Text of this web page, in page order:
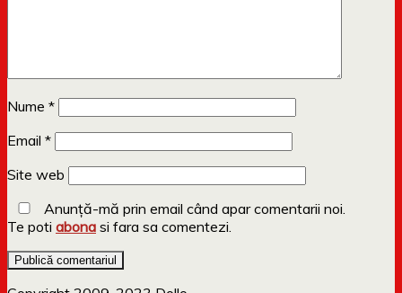
Nume *
Email *
Site web
Anunță-mă prin email când apar comentarii noi.
Te poti abona si fara sa comentezi.